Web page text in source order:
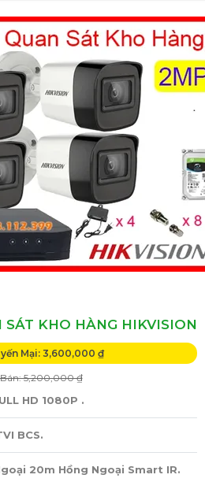
SÁT KHO HÀNG HIKVISION
Mại: 3,600,000 ₫
5,200,000 ₫
HD 1080P .
BCS.
20m Hồng Ngoại Smart IR.